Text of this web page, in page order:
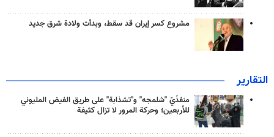
مشروع كسر إيران قد سقط، وبدأت ولادة شرق جديد
التقارير
منفذَيّ "شلمجه" و"تشذابة" على طريق الفيض المليوني
للأربعين؛ وحركة المرور لا تزال كثيفة